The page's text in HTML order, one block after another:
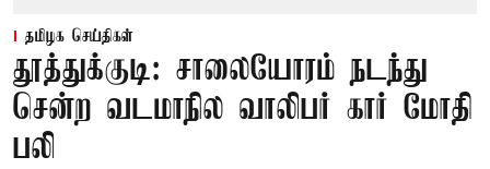
தமிழக செய்திகள்
தூத்துக்குடி: சாலையோரம் நடந்து
சென்ற வடமாநில வாலிபர் கார் மோதி
பலி